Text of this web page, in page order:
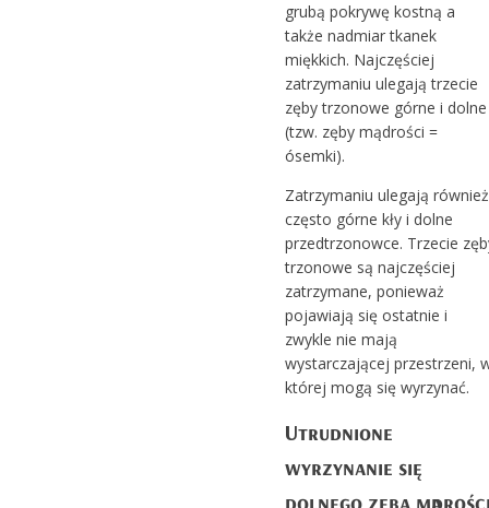
grubą pokrywę kostną a
także nadmiar tkanek
miękkich. Najczęściej
zatrzymaniu ulegają trzecie
zęby trzonowe górne i dolne
(tzw. zęby mądrości =
ósemki).
Zatrzymaniu ulegają również
często górne kły i dolne
przedtrzonowce. Trzecie
trzonowe są najczęściej
zatrzymane, ponieważ
pojawiają się ostatnie i
zwykle nie mają
wystarczającej przestrzeni,
której mogą się wyrzynać.
Utrudnione
wyrzynanie się
dolnego zęba